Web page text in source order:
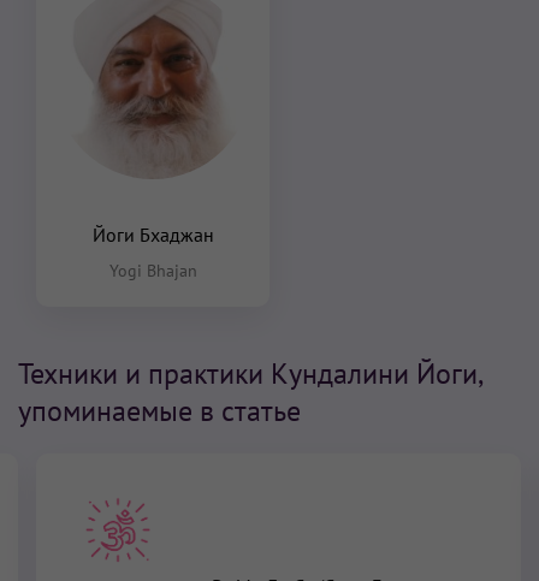
Йоги Бхаджан
Yogi Bhajan
Техники и практики Кундалини Йоги,
упоминаемые в статье